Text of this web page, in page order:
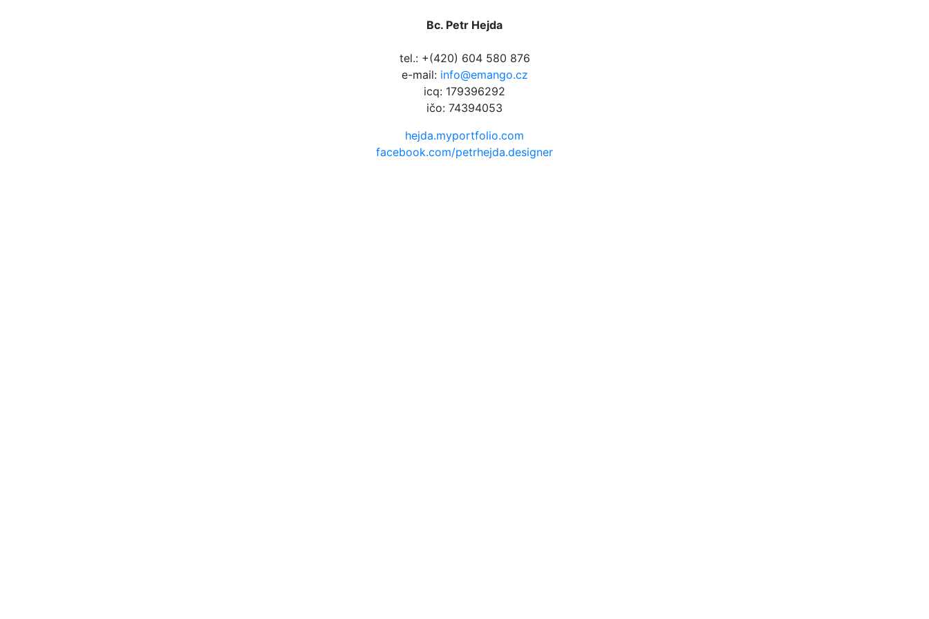
Bc. Petr Hejda
tel.: +(420) 604 580 876
e-mail: info@emango.cz
icq: 179396292
ičo: 74394053
hejda.myportfolio.com
facebook.com/petrhejda.designer